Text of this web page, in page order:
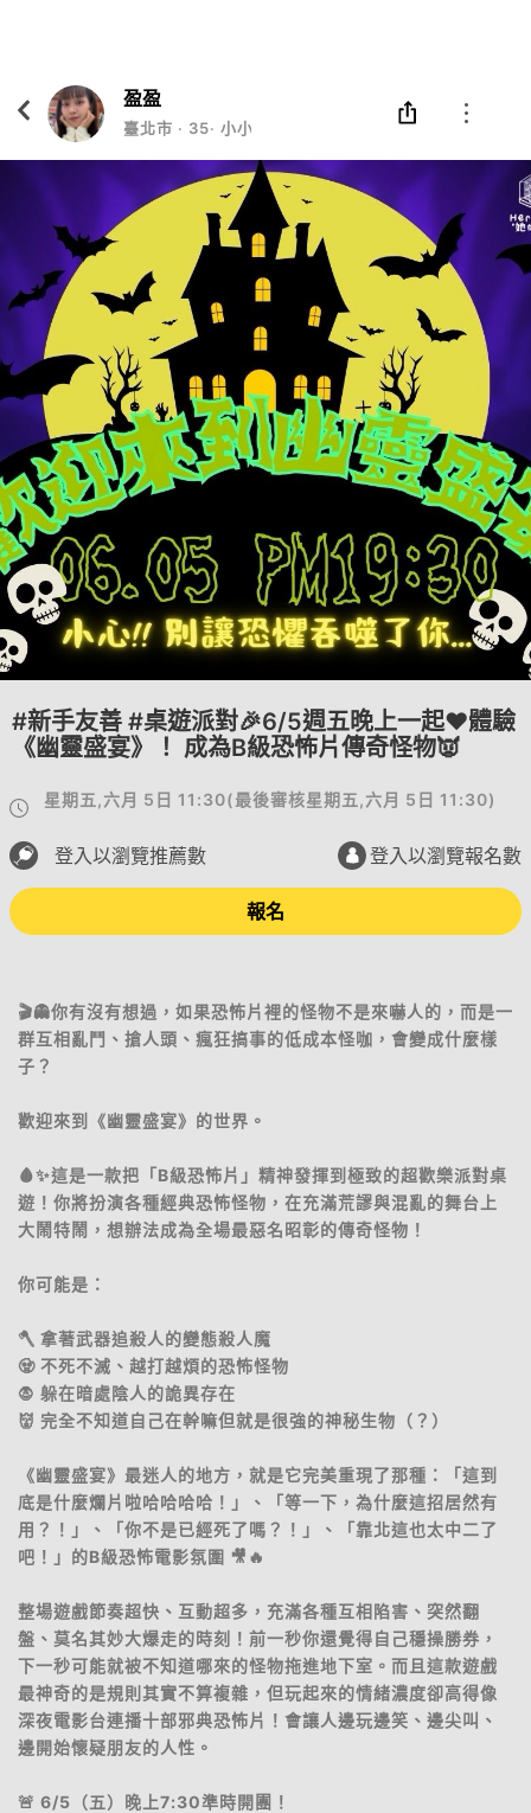
盈盈
臺北市 ‧ 35‧ 小小自由人
#新手友善 #桌遊派對🎉6/5週五晚上一起❤️體驗
《幽靈盛宴》！ 成為B級恐怖片傳奇怪物👿
星期五,六月 5日 11:30(最後審核星期五,六月 5日 11:30)
登入以瀏覽推薦數 登入以瀏覽報名數
報名
🎬👻你有沒有想過，如果恐怖片裡的怪物不是來嚇人的，而是一
群互相亂鬥、搶人頭、瘋狂搞事的低成本怪咖，會變成什麼樣
子？
歡迎來到《幽靈盛宴》的世界。
🩸✨這是一款把「B級恐怖片」精神發揮到極致的超歡樂派對桌
遊！你將扮演各種經典恐怖怪物，在充滿荒謬與混亂的舞台上
大鬧特鬧，想辦法成為全場最惡名昭彰的傳奇怪物！
你可能是：
🪓 拿著武器追殺人的變態殺人魔
🧟 不死不滅、越打越煩的恐怖怪物
🧛 躲在暗處陰人的詭異存在
👹 完全不知道自己在幹嘛但就是很強的神秘生物（？）
《幽靈盛宴》最迷人的地方，就是它完美重現了那種：「這到
底是什麼爛片啦哈哈哈哈！」、「等一下，為什麼這招居然有
用？！」、「你不是已經死了嗎？！」、「靠北這也太中二了
吧！」的B級恐怖電影氛圍 🎥🔥
整場遊戲節奏超快、互動超多，充滿各種互相陷害、突然翻
盤、莫名其妙大爆走的時刻！前一秒你還覺得自己穩操勝券，
下一秒可能就被不知道哪來的怪物拖進地下室。而且這款遊戲
最神奇的是規則其實不算複雜，但玩起來的情緒濃度卻高得像
深夜電影台連播十部邪典恐怖片！會讓人邊玩邊笑、邊尖叫、
邊開始懷疑朋友的人性。
🚨 6/5（五）晚上7:30準時開團！